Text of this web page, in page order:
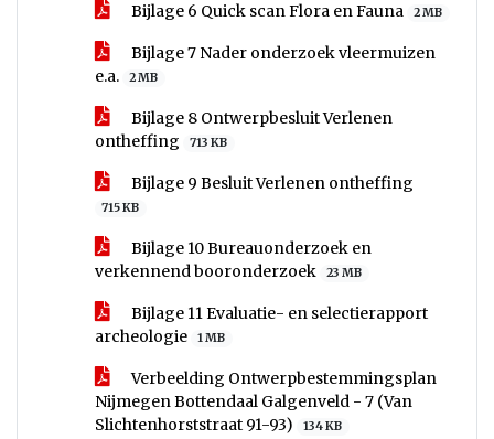
Bijlage 6 Quick scan Flora en Fauna 2 MB
Bijlage 7 Nader onderzoek vleermuizen
e.a.
2 MB
Bijlage 8 Ontwerpbesluit Verlenen
ontheffing
713 KB
Bijlage 9 Besluit Verlenen ontheffing
715 KB
Bijlage 10 Bureauonderzoek en
verkennend booronderzoek
23 MB
Bijlage 11 Evaluatie- en selectierapport
archeologie
1 MB
Verbeelding Ontwerpbestemmingsplan
Nijmegen Bottendaal Galgenveld - 7 (Van
Slichtenhorststraat 91-93)
134 KB